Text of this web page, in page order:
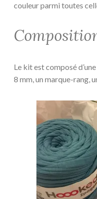
couleur parmi toutes
Le kit est composé
8 mm, un marque-rang,